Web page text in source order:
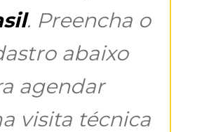
. Preencha o
abaixo
agendar
visita técnica